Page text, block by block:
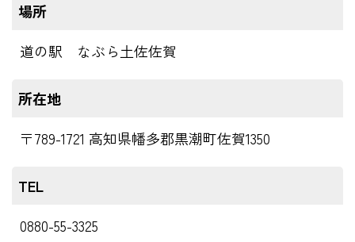
場所
道の駅 なぶら土佐佐賀
所在地
〒789-1721 高知県幡多郡黒潮町佐賀1350
TEL
0880-55-3325